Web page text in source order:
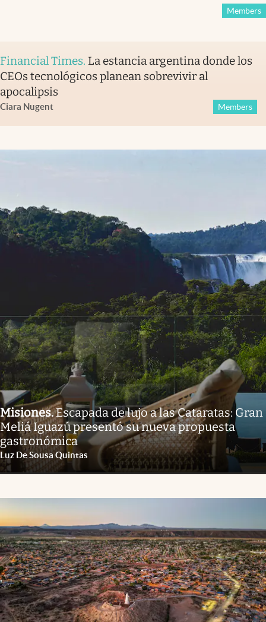
Members
Financial Times. La estancia argentina donde los
CEOs tecnológicos planean sobrevivir al
apocalipsis
Ciara Nugent Members
Misiones.Escapada de lujo a las Cataratas: Gran
Meliá Iguazú presentó su nueva propuesta
gastronómica
Luz De Sousa Quintas